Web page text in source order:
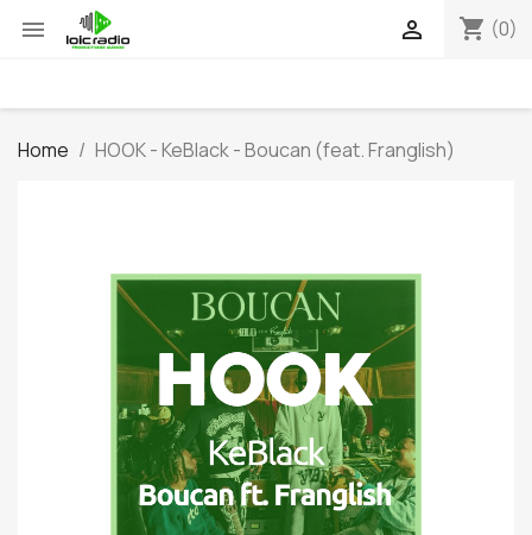
 shopping_cart (0)

Home HOOK - KeBlack - Boucan (feat. Franglish)